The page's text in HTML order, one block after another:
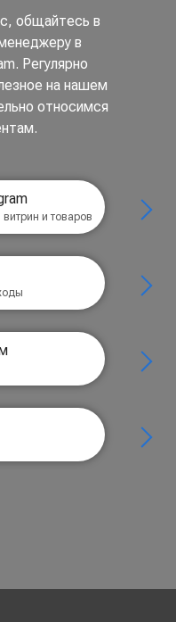
общайтесь в
в
Регулярно
на нашем
относимся
и товаров